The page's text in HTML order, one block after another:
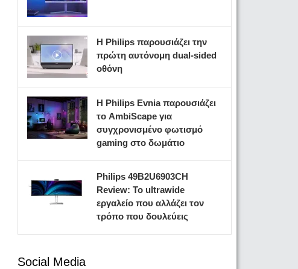
Η Philips παρουσιάζει την
πρώτη αυτόνομη dual-sided
οθόνη
Η Philips Evnia παρουσιάζει
το AmbiScape για
συγχρονισμένο φωτισμό
gaming στο δωμάτιο
Philips 49B2U6903CH
Review: Το ultrawide
εργαλείο που αλλάζει τον
τρόπο που δουλεύεις
Social Media